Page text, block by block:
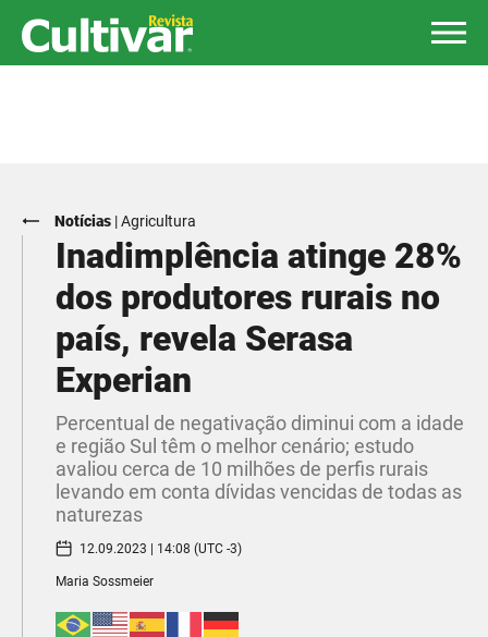
Notícias |Agricultura
Inadimplência atinge 28%
dos produtores rurais no
país, revela Serasa
Experian
Percentual de negativação diminui com a idade
e região Sul têm o melhor cenário; estudo
avaliou cerca de 10 milhões de perfis rurais
levando em conta dívidas vencidas de todas as
naturezas
12.09.2023 | 14:08 (UTC -3)
Maria Sossmeier